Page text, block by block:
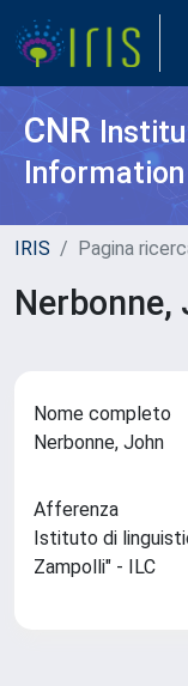
CNR
IRIS Pagina
Nerbonne,
Nome completo
Nerbonne, John
Afferenza
Istituto di
Zampolli" - ILC